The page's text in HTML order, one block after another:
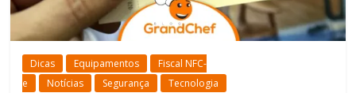
Dicas Equipamentos
Fiscal NFC-
e
Notícias Segurança Tecnologia